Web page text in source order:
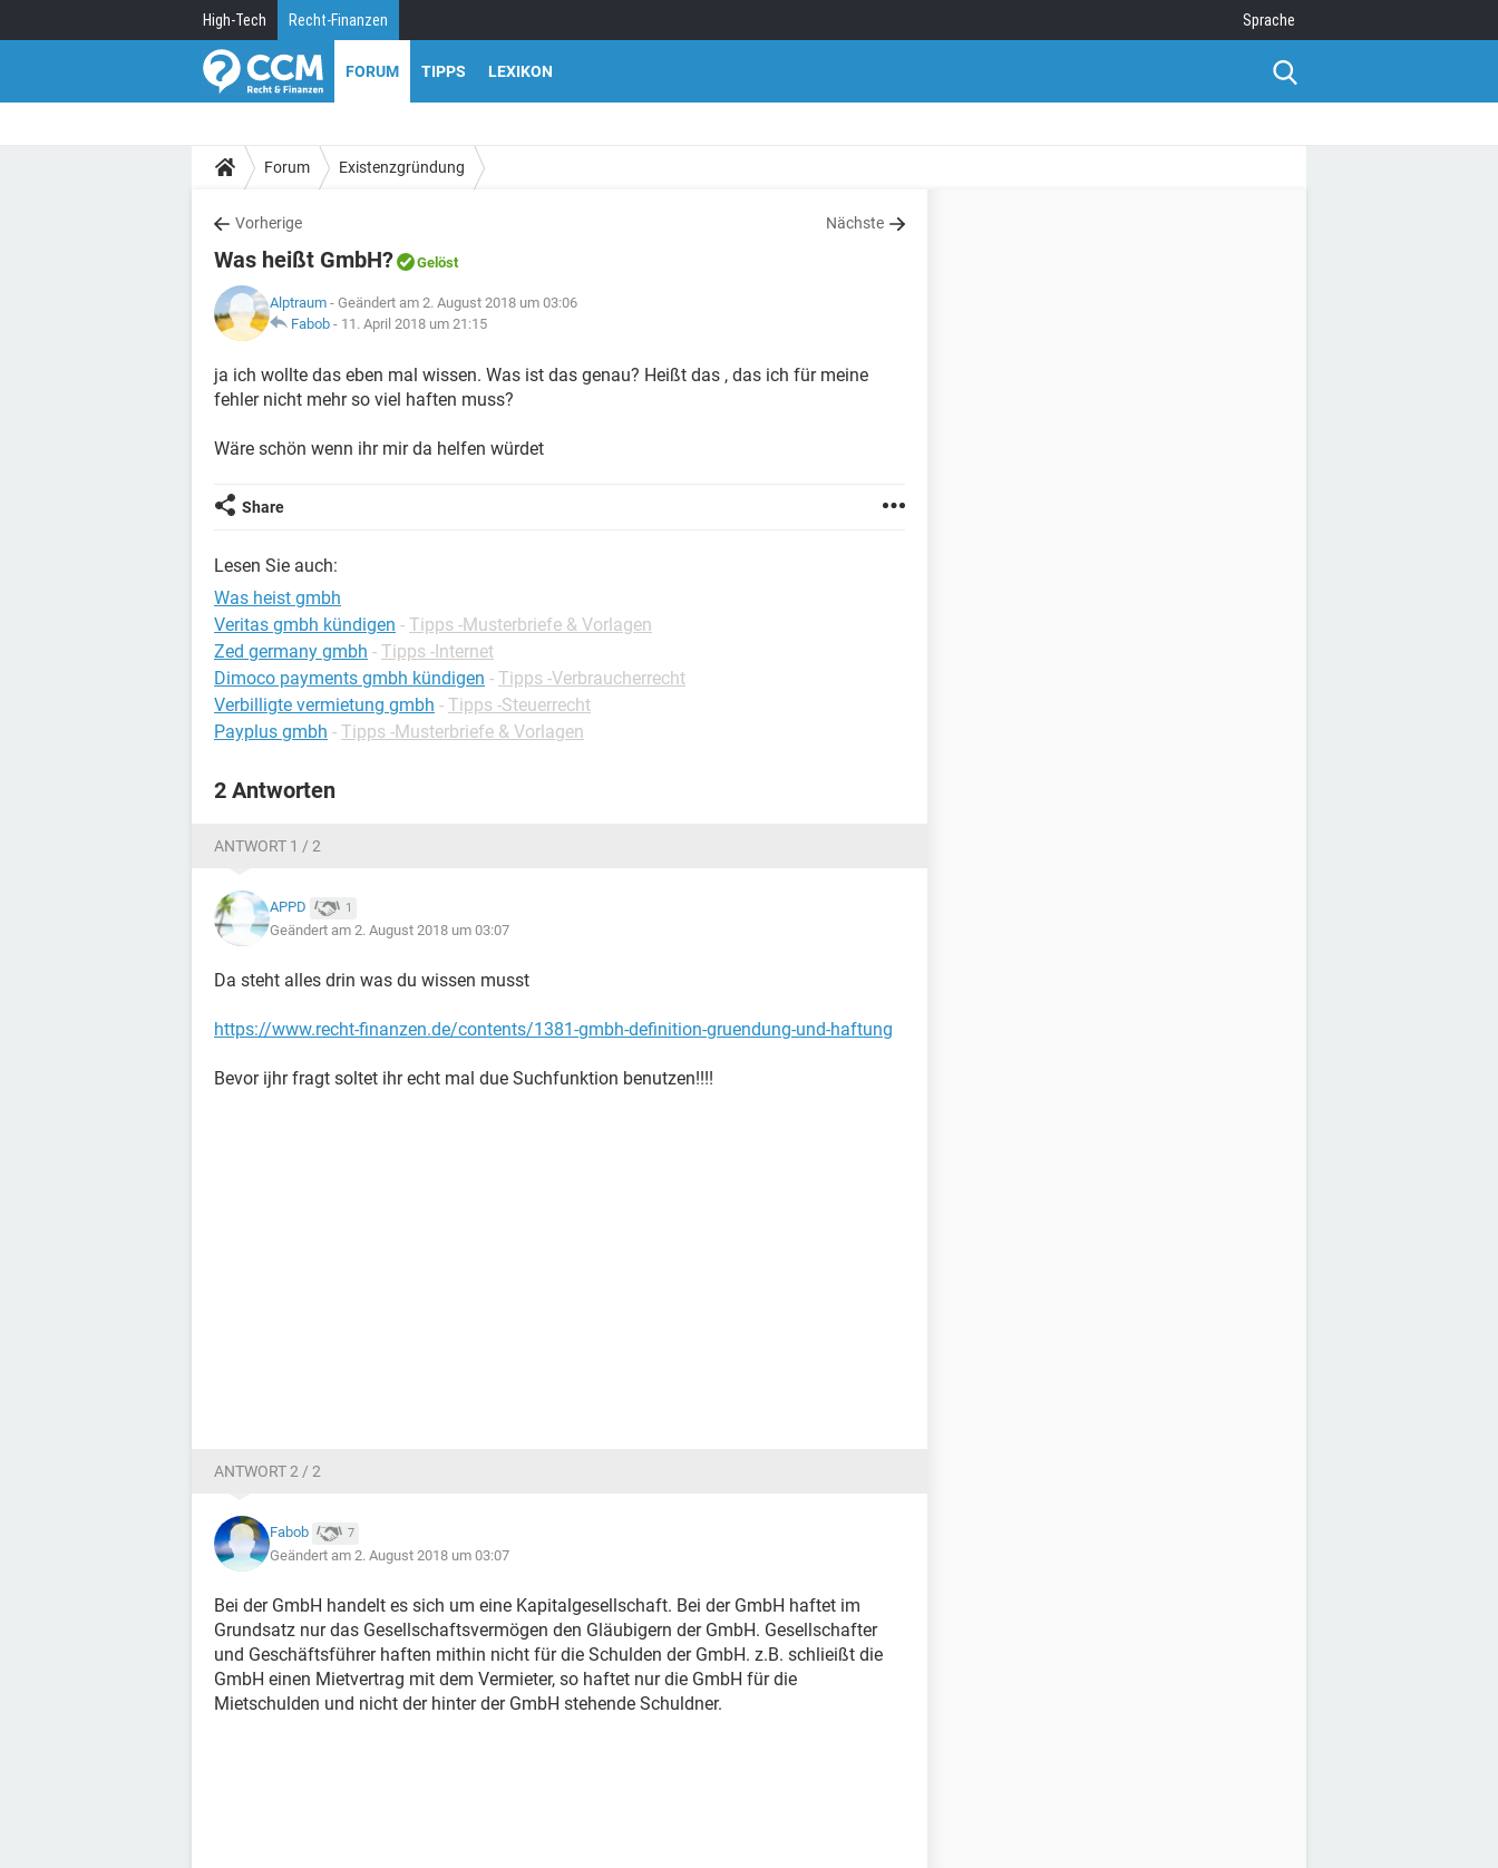
High-Tech Recht-Finanzen Sprache
FORUM TIPPS LEXIKON
Forum Existenzgründung
Vorherige Nächste
Was heißt GmbH? Gelöst
Alptraum - Geändert am 2. August 2018 um 03:06
Fabob - 11. April 2018 um 21:15
ja ich wollte das eben mal wissen. Was ist das genau? Heißt das , das ich für meine
fehler nicht mehr so viel haften muss?
Wäre schön wenn ihr mir da helfen würdet
Share
Lesen Sie auch:
Was heist gmbh
Veritas gmbh kündigen - Tipps -Musterbriefe & Vorlagen
Zed germany gmbh - Tipps -Internet
Dimoco payments gmbh kündigen - Tipps -Verbraucherrecht
Verbilligte vermietung gmbh - Tipps -Steuerrecht
Payplus gmbh - Tipps -Musterbriefe & Vorlagen
2 Antworten
ANTWORT 1 / 2
APPD 1
Geändert am 2. August 2018 um 03:07
Da steht alles drin was du wissen musst
https://www.recht-finanzen.de/contents/1381-gmbh-definition-gruendung-und-haftung
Bevor ijhr fragt soltet ihr echt mal due Suchfunktion benutzen!!!!
ANTWORT 2 / 2
Fabob 7
Geändert am 2. August 2018 um 03:07
Bei der GmbH handelt es sich um eine Kapitalgesellschaft. Bei der GmbH haftet im
Grundsatz nur das Gesellschaftsvermögen den Gläubigern der GmbH. Gesellschafter
und Geschäftsführer haften mithin nicht für die Schulden der GmbH. z.B. schlieißt die
GmbH einen Mietvertrag mit dem Vermieter, so haftet nur die GmbH für die
Mietschulden und nicht der hinter der GmbH stehende Schuldner.